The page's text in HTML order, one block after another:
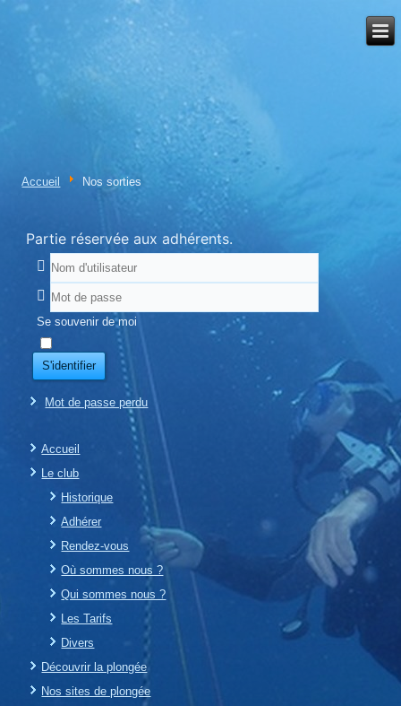
Accueil Nos sorties
Partie réservée aux adhérents.
Se souvenir de moi
S'identifier
Mot de passe perdu
Accueil
Le club
Historique
Adhérer
Rendez-vous
Où sommes nous ?
Qui sommes nous ?
Les Tarifs
Divers
Découvrir la plongée
Nos sites de plongée